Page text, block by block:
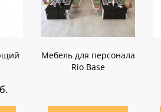
Мебель для персонала
Rio Base